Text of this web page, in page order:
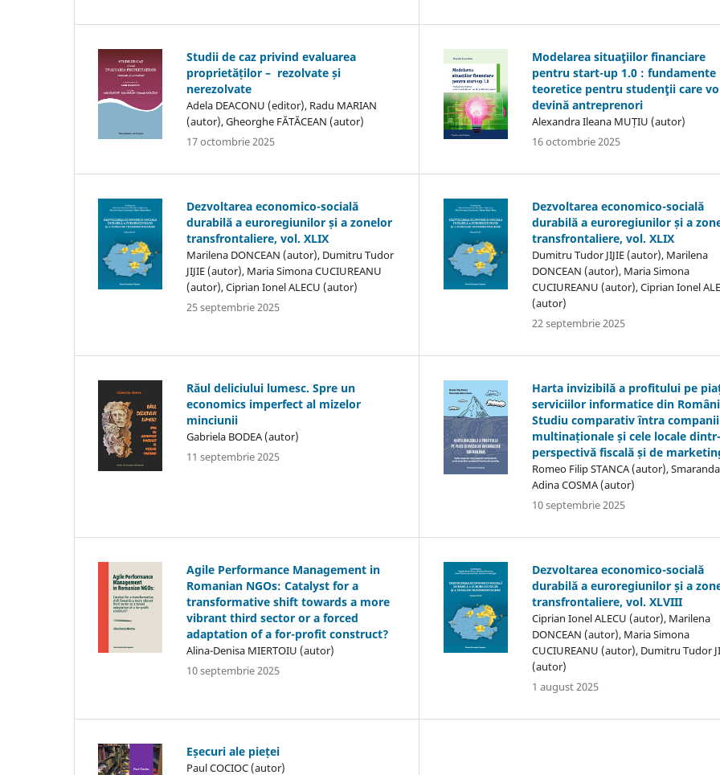
Studii de caz privind evaluarea
proprietăților – rezolvate și
nerezolvate
Adela DEACONU (editor), Radu MARIAN
(autor), Gheorghe FĂTĂCEAN (autor)
17 octombrie 2025
Modelarea situaţiilor financiare
pentru start-up 1.0 : fundamente
teoretice pentru studenţii care
devină antreprenori
Alexandra Ileana MUȚIU (autor)
16 octombrie 2025
Dezvoltarea economico-socială
durabilă a euroregiunilor și a zonelor
transfrontaliere, vol. XLIX
Marilena DONCEAN (autor), Dumitru Tudor
JIJIE (autor), Maria Simona CUCIUREANU
(autor), Ciprian Ionel ALECU (autor)
25 septembrie 2025
Dezvoltarea economico-socială
durabilă a euroregiunilor și a
transfrontaliere, vol. XLIX
Dumitru Tudor JIJIE (autor), Marilena
DONCEAN (autor), Maria Simona
CUCIUREANU (autor), Ciprian Ionel
(autor)
22 septembrie 2025
Răul deliciului lumesc. Spre un
economics imperfect al mizelor
minciunii
Gabriela BODEA (autor)
11 septembrie 2025
Harta invizibilă a profitului pe
serviciilor informatice din
Studiu comparativ întra
multinaționale și cele locale
perspectivă fiscală și de
Romeo Filip STANCA (autor), Smaranda
Adina COSMA (autor)
10 septembrie 2025
Agile Performance Management in
Romanian NGOs: Catalyst for a
transformative shift towards a more
vibrant third sector or a forced
adaptation of a for-profit construct?
Alina-Denisa MIERTOIU (autor)
10 septembrie 2025
Dezvoltarea economico-socială
durabilă a euroregiunilor și a
transfrontaliere, vol. XLVIII
Ciprian Ionel ALECU (autor), Marilena
DONCEAN (autor), Maria Simona
CUCIUREANU (autor), Dumitru Tudor
(autor)
1 august 2025
Eșecuri ale pieței
Paul COCIOC (autor)